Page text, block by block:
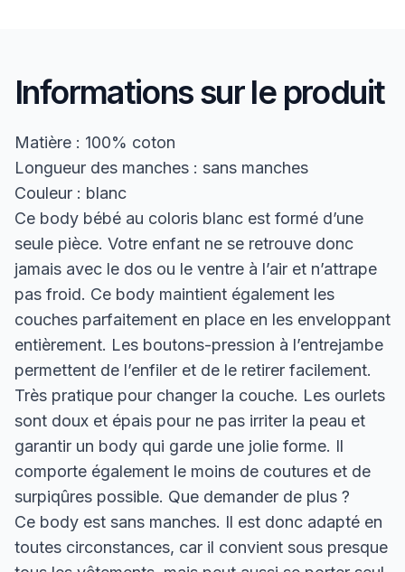
Informations sur le produit
Matière : 100% coton
Longueur des manches : sans manches
Couleur : blanc
Ce body bébé au coloris blanc est formé d’une
seule pièce. Votre enfant ne se retrouve donc
jamais avec le dos ou le ventre à l’air et n’attrape
pas froid. Ce body maintient également les
couches parfaitement en place en les enveloppant
entièrement. Les boutons-pression à l’entrejambe
permettent de l’enfiler et de le retirer facilement.
Très pratique pour changer la couche. Les ourlets
sont doux et épais pour ne pas irriter la peau et
garantir un body qui garde une jolie forme. Il
comporte également le moins de coutures et de
surpiqûres possible. Que demander de plus ?
Ce body est sans manches. Il est donc adapté en
toutes circonstances, car il convient sous presque